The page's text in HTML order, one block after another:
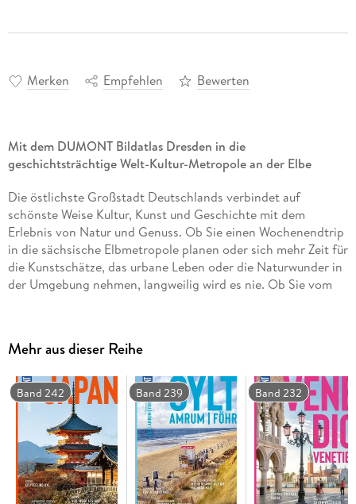
Merken Empfehlen Bewerten
Mit dem DUMONT Bildatlas Dresden in die
geschichtsträchtige Welt-Kultur-Metropole an der Elbe
Die östlichste Großstadt Deutschlands verbindet auf
schönste Weise Kultur, Kunst und Geschichte mit dem
Erlebnis von Natur und Genuss. Ob Sie einen Wochenendtrip
in die sächsische Elbmetropole planen oder sich mehr Zeit für
die Kunstschätze, das urbane Leben oder die Naturwunder in
der Umgebung nehmen, langweilig wird es nie. Ob Sie vom
Elbschlössern radeln: Mit dem DUMONT Bildatlas entdecken
Sie die schönsten Orte der Stadt und erleben, was die
Elbmetropole so anziehend macht.
Das Beste erleben: Die Top-Highlights von großer Kunst
und Architektur bis zu genussvollen Ausflügen auf einen
Blick
Unsere Favoriten: Herrliche Parks und Gärten, die
Mehr aus dieser Reihe
Band 242 Band 239 Band 232